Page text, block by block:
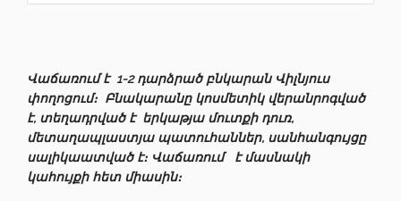
Վաճառում է 1-2 դարձրած բնկարան Վիլնյուս
փողոցում։ Բնակարանը կոսմետիկ վերանրոգված
է, տեղադրված է երկաթյա մուտքի դուռ,
մետաղապլաստյա պատուհաններ, սանհանգույցը
սալիկաատված է։ Վաճառում է մասնակի
կահույքի հետ միասին։